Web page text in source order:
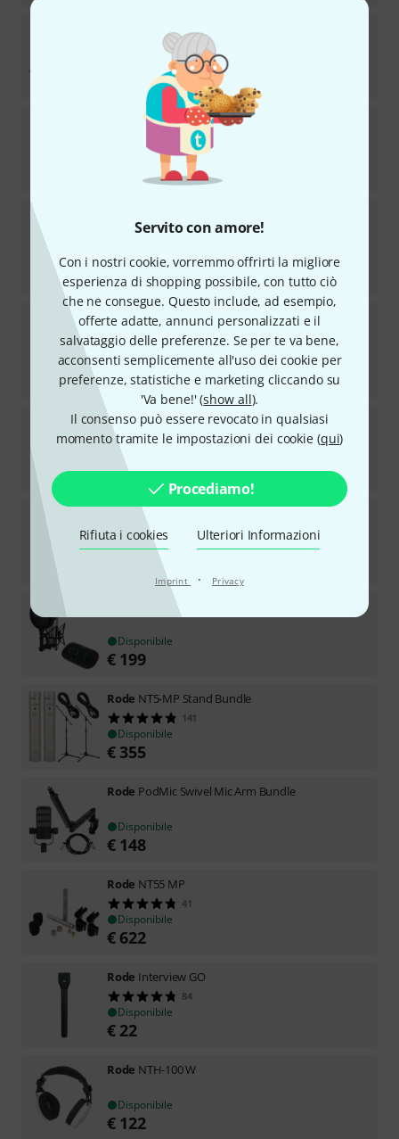
Servito con amore!
Con i nostri cookie, vorremmo offrirti la migliore
esperienza di shopping possibile, con tutto ciò
che ne consegue. Questo include, ad esempio,
offerte adatte, annunci personalizzati e il
salvataggio delle preferenze. Se per te va bene,
acconsenti semplicemente all'uso dei cookie per
preferenze, statistiche e marketing cliccando su
'Va bene!' (show all).
Il consenso può essere revocato in qualsiasi
momento tramite le impostazioni dei cookie (qui)
Procediamo!
Rifiuta i cookies Ulteriori Informazioni
Imprint · Privacy
Disponibile
Micro Boompole
118
Disponibile
162
Disponibile
€ 222
RodeNT1 Signature Red
OFFERTA SETTIMANALE
Disponibile
€144
Rode SMR
57
Disponibile
€69
NT2-A Studio Solution Set
Disponibile
NT1-A Complete Vocal Re Bundle
Disponibile
€ 199
Rode NT5-MP Stand Bundle
141
Disponibile
€ 355
Rode PodMic Swivel Mic Arm Bundle
Disponibile
€ 148
Rode NT55 MP
41
Disponibile
€ 622
Rode Interview GO
84
Disponibile
€ 22
Rode NTH-100 W
Disponibile
€ 122